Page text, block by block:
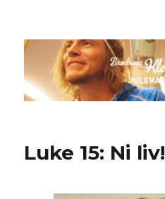
Kleinheart 2
Luke 15: Ni liv!